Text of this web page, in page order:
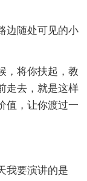
边随处可见的小
，将你扶起，教
走去，就是这样
值，让你渡过一
我要演讲的是